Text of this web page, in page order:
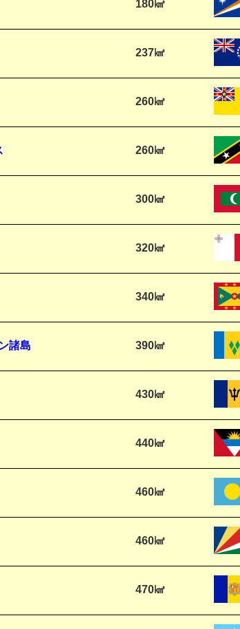
180㎢
237㎢
260㎢
260㎢
300㎢
320㎢
340㎢
諸島 390㎢
430㎢
440㎢
460㎢
460㎢
470㎢